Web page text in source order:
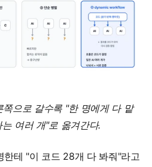
으로 갈수록 "한 명에게 다 맡
여러 개"로 옮겨간다.
한테 "이 코드 28개 다 봐줘"라고